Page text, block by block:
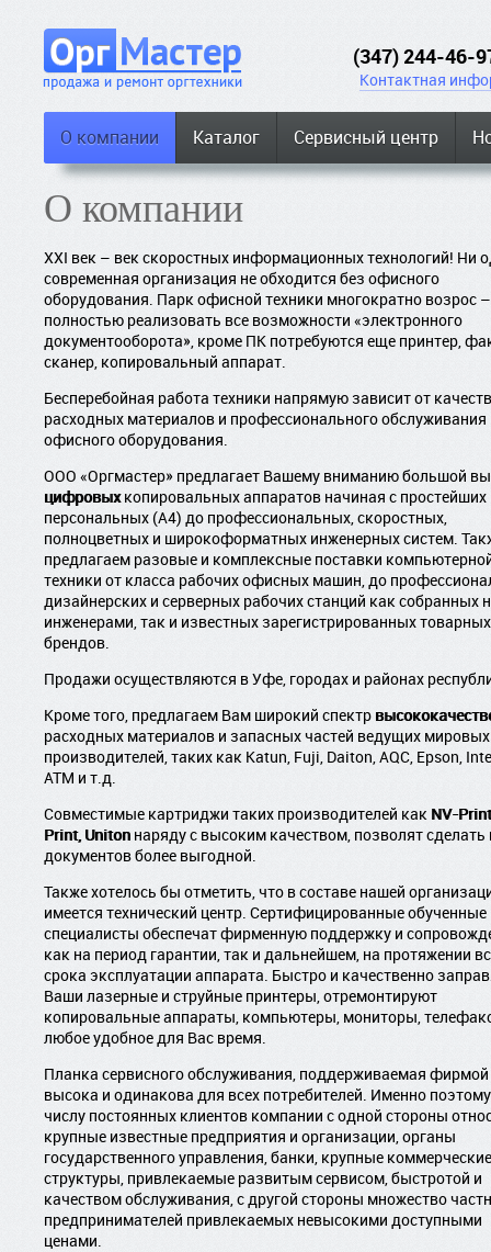
(347) 244-46-
Контактная
О компании Каталог Сервисный центр
О компании
XXI век – век скоростных информационных технологий! Ни
современная организация не обходится без офисного
оборудования. Парк офисной техники многократно возрос
полностью реализовать все возможности «электронного
документооборота», кроме ПК потребуются еще принтер,
сканер, копировальный аппарат.
Бесперебойная работа техники напрямую зависит от
расходных материалов и профессионального обслуживания
офисного оборудования.
ООО «Оргмастер» предлагает Вашему вниманию большой
цифровыхкопировальных аппаратов начиная с простейших
персональных (А4) до профессиональных, скоростных,
полноцветных и широкоформатных инженерных систем.
предлагаем разовые и комплексные поставки
техники от класса рабочих офисных машин, до
дизайнерских и серверных рабочих станций как собранных
инженерами, так и известных зарегистрированных товарных
брендов.
Продажи осуществляются в Уфе, городах и районах
Кроме того, предлагаем Вам широкий спектр
расходных материалов и запасных частей ведущих мировых
производителей, таких как Katun, Fuji, Daiton, AQC, Epson,
ATM и т.д.
Совместимые картриджи таких производителей как NV-
Print, Uniton наряду с высоким качеством, позволят сделать
документов более выгодной.
Также хотелось бы отметить, что в составе нашей
имеется технический центр. Сертифицированные обученные
специалисты обеспечат фирменную поддержку и
как на период гарантии, так и дальнейшем, на протяжении
срока эксплуатации аппарата. Быстро и качественно
Ваши лазерные и струйные принтеры, отремонтируют
копировальные аппараты, компьютеры, мониторы,
любое удобное для Вас время.
Планка сервисного обслуживания, поддерживаемая фирмой
высока и одинакова для всех потребителей. Именно
числу постоянных клиентов компании с одной стороны
крупные известные предприятия и организации, органы
государственного управления, банки, крупные коммерческие
структуры, привлекаемые развитым сервисом, быстротой и
качеством обслуживания, с другой стороны множество
предпринимателей привлекаемых невысокими доступными
ценами.